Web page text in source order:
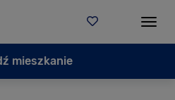
mieszkanie